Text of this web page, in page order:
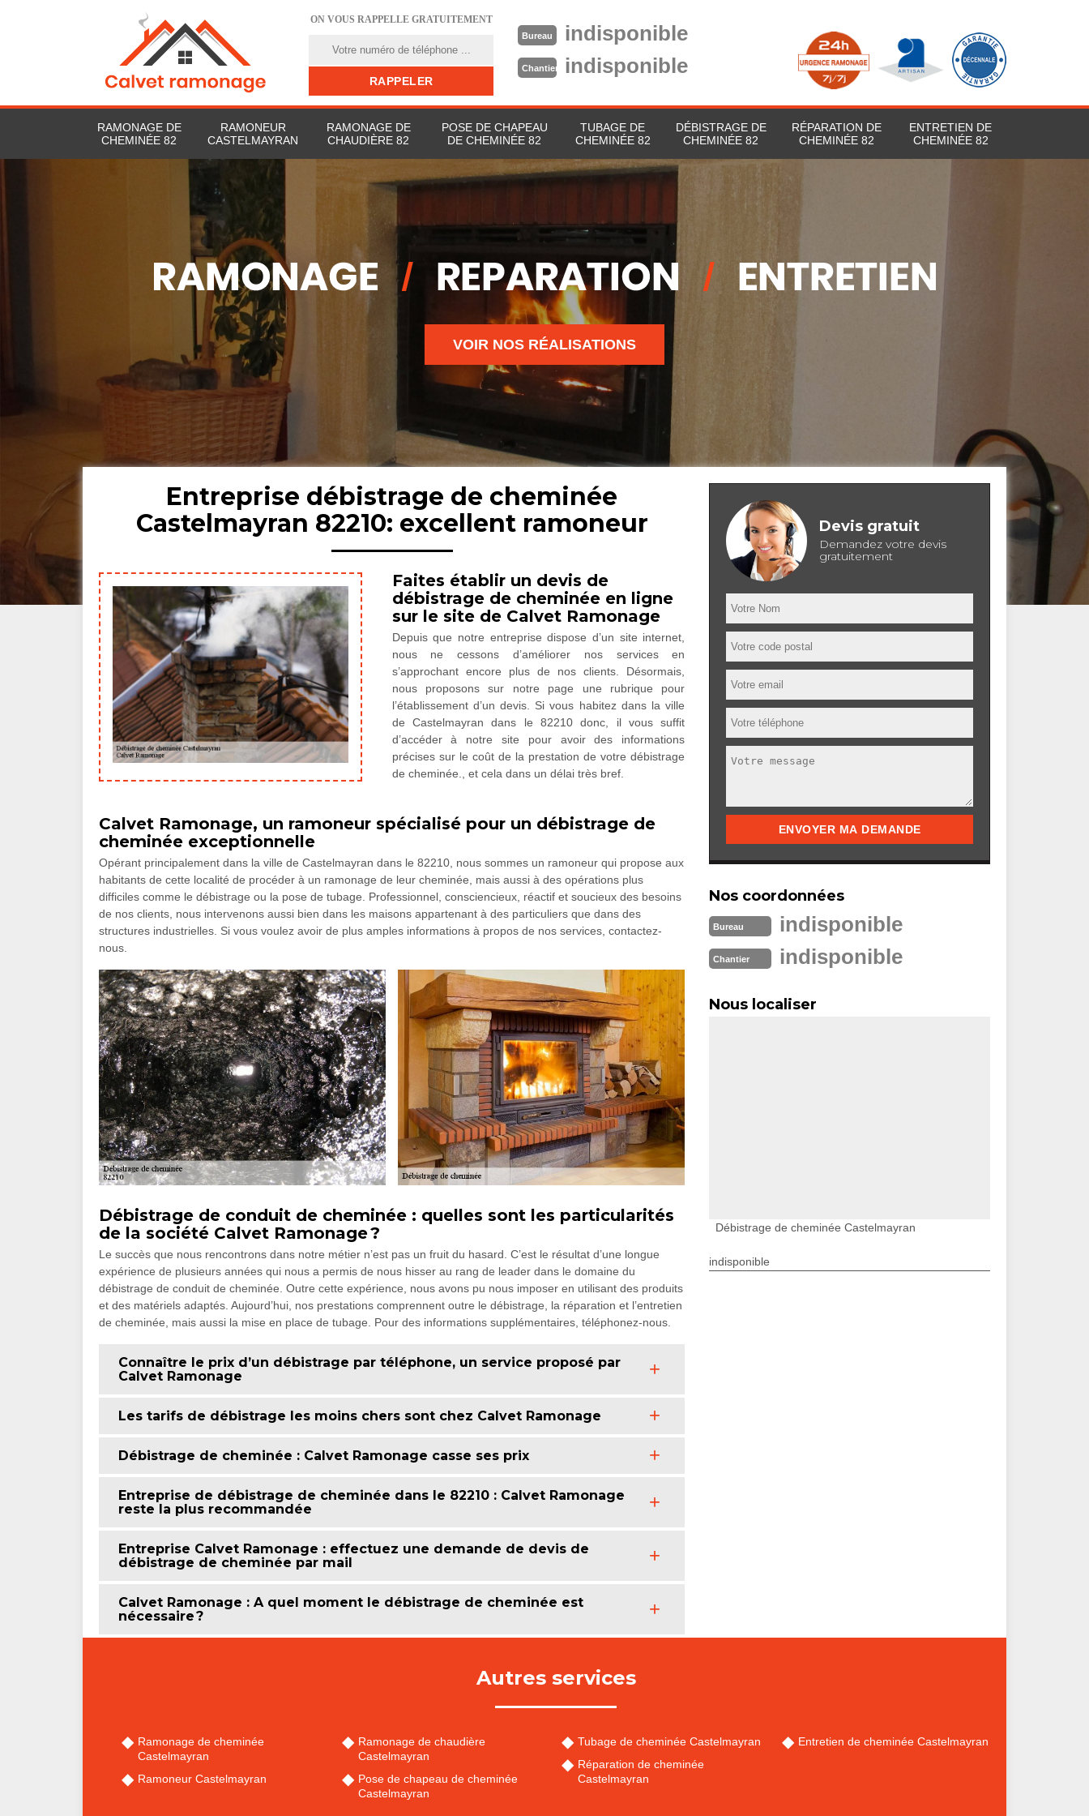
ON VOUS RAPPELLE GRATUITEMENT
Bureau indisponible
Chantier indisponible
RAMONAGE DE
CHEMINÉE 82
RAMONEUR
CASTELMAYRAN
RAMONAGE DE
CHAUDIÈRE 82
POSE DE CHAPEAU
DE CHEMINÉE 82
TUBAGE DE
CHEMINÉE 82
DÉBISTRAGE DE
CHEMINÉE 82
RÉPARATION DE
CHEMINÉE 82
ENTRETIEN DE
CHEMINÉE 82
VOIR NOS RÉALISATIONS
Entreprise débistrage de cheminée
Castelmayran 82210: excellent ramoneur
Faites établir un devis de
débistrage de cheminée en ligne
sur le site de Calvet Ramonage
Depuis que notre entreprise dispose d’un site internet,
nous ne cessons d’améliorer nos services en
s’approchant encore plus de nos clients. Désormais,
nous proposons sur notre page une rubrique pour
l’établissement d’un devis. Si vous habitez dans la ville
de Castelmayran dans le 82210 donc, il vous suffit
d’accéder à notre site pour avoir des informations
précises sur le coût de la prestation de votre débistrage
de cheminée., et cela dans un délai très bref.
Calvet Ramonage, un ramoneur spécialisé pour un débistrage de
cheminée exceptionnelle
Opérant principalement dans la ville de Castelmayran dans le 82210, nous sommes un ramoneur qui propose aux
habitants de cette localité de procéder à un ramonage de leur cheminée, mais aussi à des opérations plus
difficiles comme le débistrage ou la pose de tubage. Professionnel, consciencieux, réactif et soucieux des besoins
de nos clients, nous intervenons aussi bien dans les maisons appartenant à des particuliers que dans des
structures industrielles. Si vous voulez avoir de plus amples informations à propos de nos services, contactez-
nous.
Débistrage de conduit de cheminée : quelles sont les particularités
de la société Calvet Ramonage ?
Le succès que nous rencontrons dans notre métier n’est pas un fruit du hasard. C’est le résultat d’une longue
expérience de plusieurs années qui nous a permis de nous hisser au rang de leader dans le domaine du
débistrage de conduit de cheminée. Outre cette expérience, nous avons pu nous imposer en utilisant des produits
et des matériels adaptés. Aujourd’hui, nos prestations comprennent outre le débistrage, la réparation et l’entretien
de cheminée, mais aussi la mise en place de tubage. Pour des informations supplémentaires, téléphonez-nous.
Connaître le prix d’un débistrage par téléphone, un service proposé par
Calvet Ramonage
Les tarifs de débistrage les moins chers sont chez Calvet Ramonage
Débistrage de cheminée : Calvet Ramonage casse ses prix
Entreprise de débistrage de cheminée dans le 82210 : Calvet Ramonage
reste la plus recommandée
Entreprise Calvet Ramonage : effectuez une demande de devis de
débistrage de cheminée par mail
Calvet Ramonage : A quel moment le débistrage de cheminée est
nécessaire ?
Devis gratuit
Demandez votre devis
gratuitement
Nos coordonnées
Bureau indisponible
Chantier indisponible
Nous localiser
Débistrage de cheminée Castelmayran
indisponible
Autres services
Ramonage de cheminée
Castelmayran
Ramoneur Castelmayran
Ramonage de chaudière
Castelmayran
Pose de chapeau de cheminée
Castelmayran
Tubage de cheminée Castelmayran
Réparation de cheminée
Castelmayran
Entretien de cheminée Castelmayran